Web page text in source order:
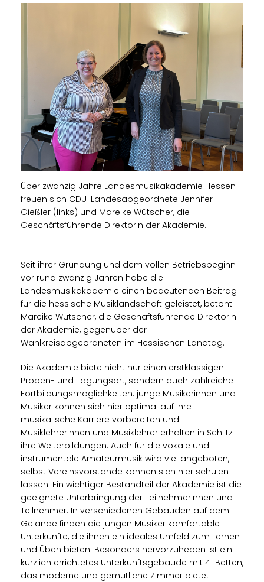
Über zwanzig Jahre Landesmusikakademie Hessen
freuen sich CDU-Landesabgeordnete Jennifer
Gießler (links) und Mareike Wütscher, die
Geschäftsführende Direktorin der Akademie.
Seit ihrer Gründung und dem vollen Betriebsbeginn
vor rund zwanzig Jahren habe die
Landesmusikakademie einen bedeutenden Beitrag
für die hessische Musiklandschaft geleistet, betont
Mareike Wütscher, die Geschäftsführende Direktorin
der Akademie, gegenüber der
Wahlkreisabgeordneten im Hessischen Landtag.
Die Akademie biete nicht nur einen erstklassigen
Proben- und Tagungsort, sondern auch zahlreiche
Fortbildungsmöglichkeiten: junge Musikerinnen und
Musiker können sich hier optimal auf ihre
musikalische Karriere vorbereiten und
Musiklehrerinnen und Musiklehrer erhalten in Schlitz
ihre Weiterbildungen. Auch für die vokale und
instrumentale Amateurmusik wird viel angeboten,
selbst Vereinsvorstände können sich hier schulen
lassen. Ein wichtiger Bestandteil der Akademie ist die
geeignete Unterbringung der Teilnehmerinnen und
Teilnehmer. In verschiedenen Gebäuden auf dem
Gelände finden die jungen Musiker komfortable
Unterkünfte, die ihnen ein ideales Umfeld zum Lernen
und Üben bieten. Besonders hervorzuheben ist ein
kürzlich errichtetes Unterkunftsgebäude mit 41 Betten,
das moderne und gemütliche Zimmer bietet.